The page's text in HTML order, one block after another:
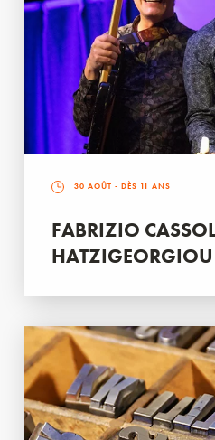
30 AOÛT - DÈS 11 ANS
FABRIZIO
HATZIGEORGIOU